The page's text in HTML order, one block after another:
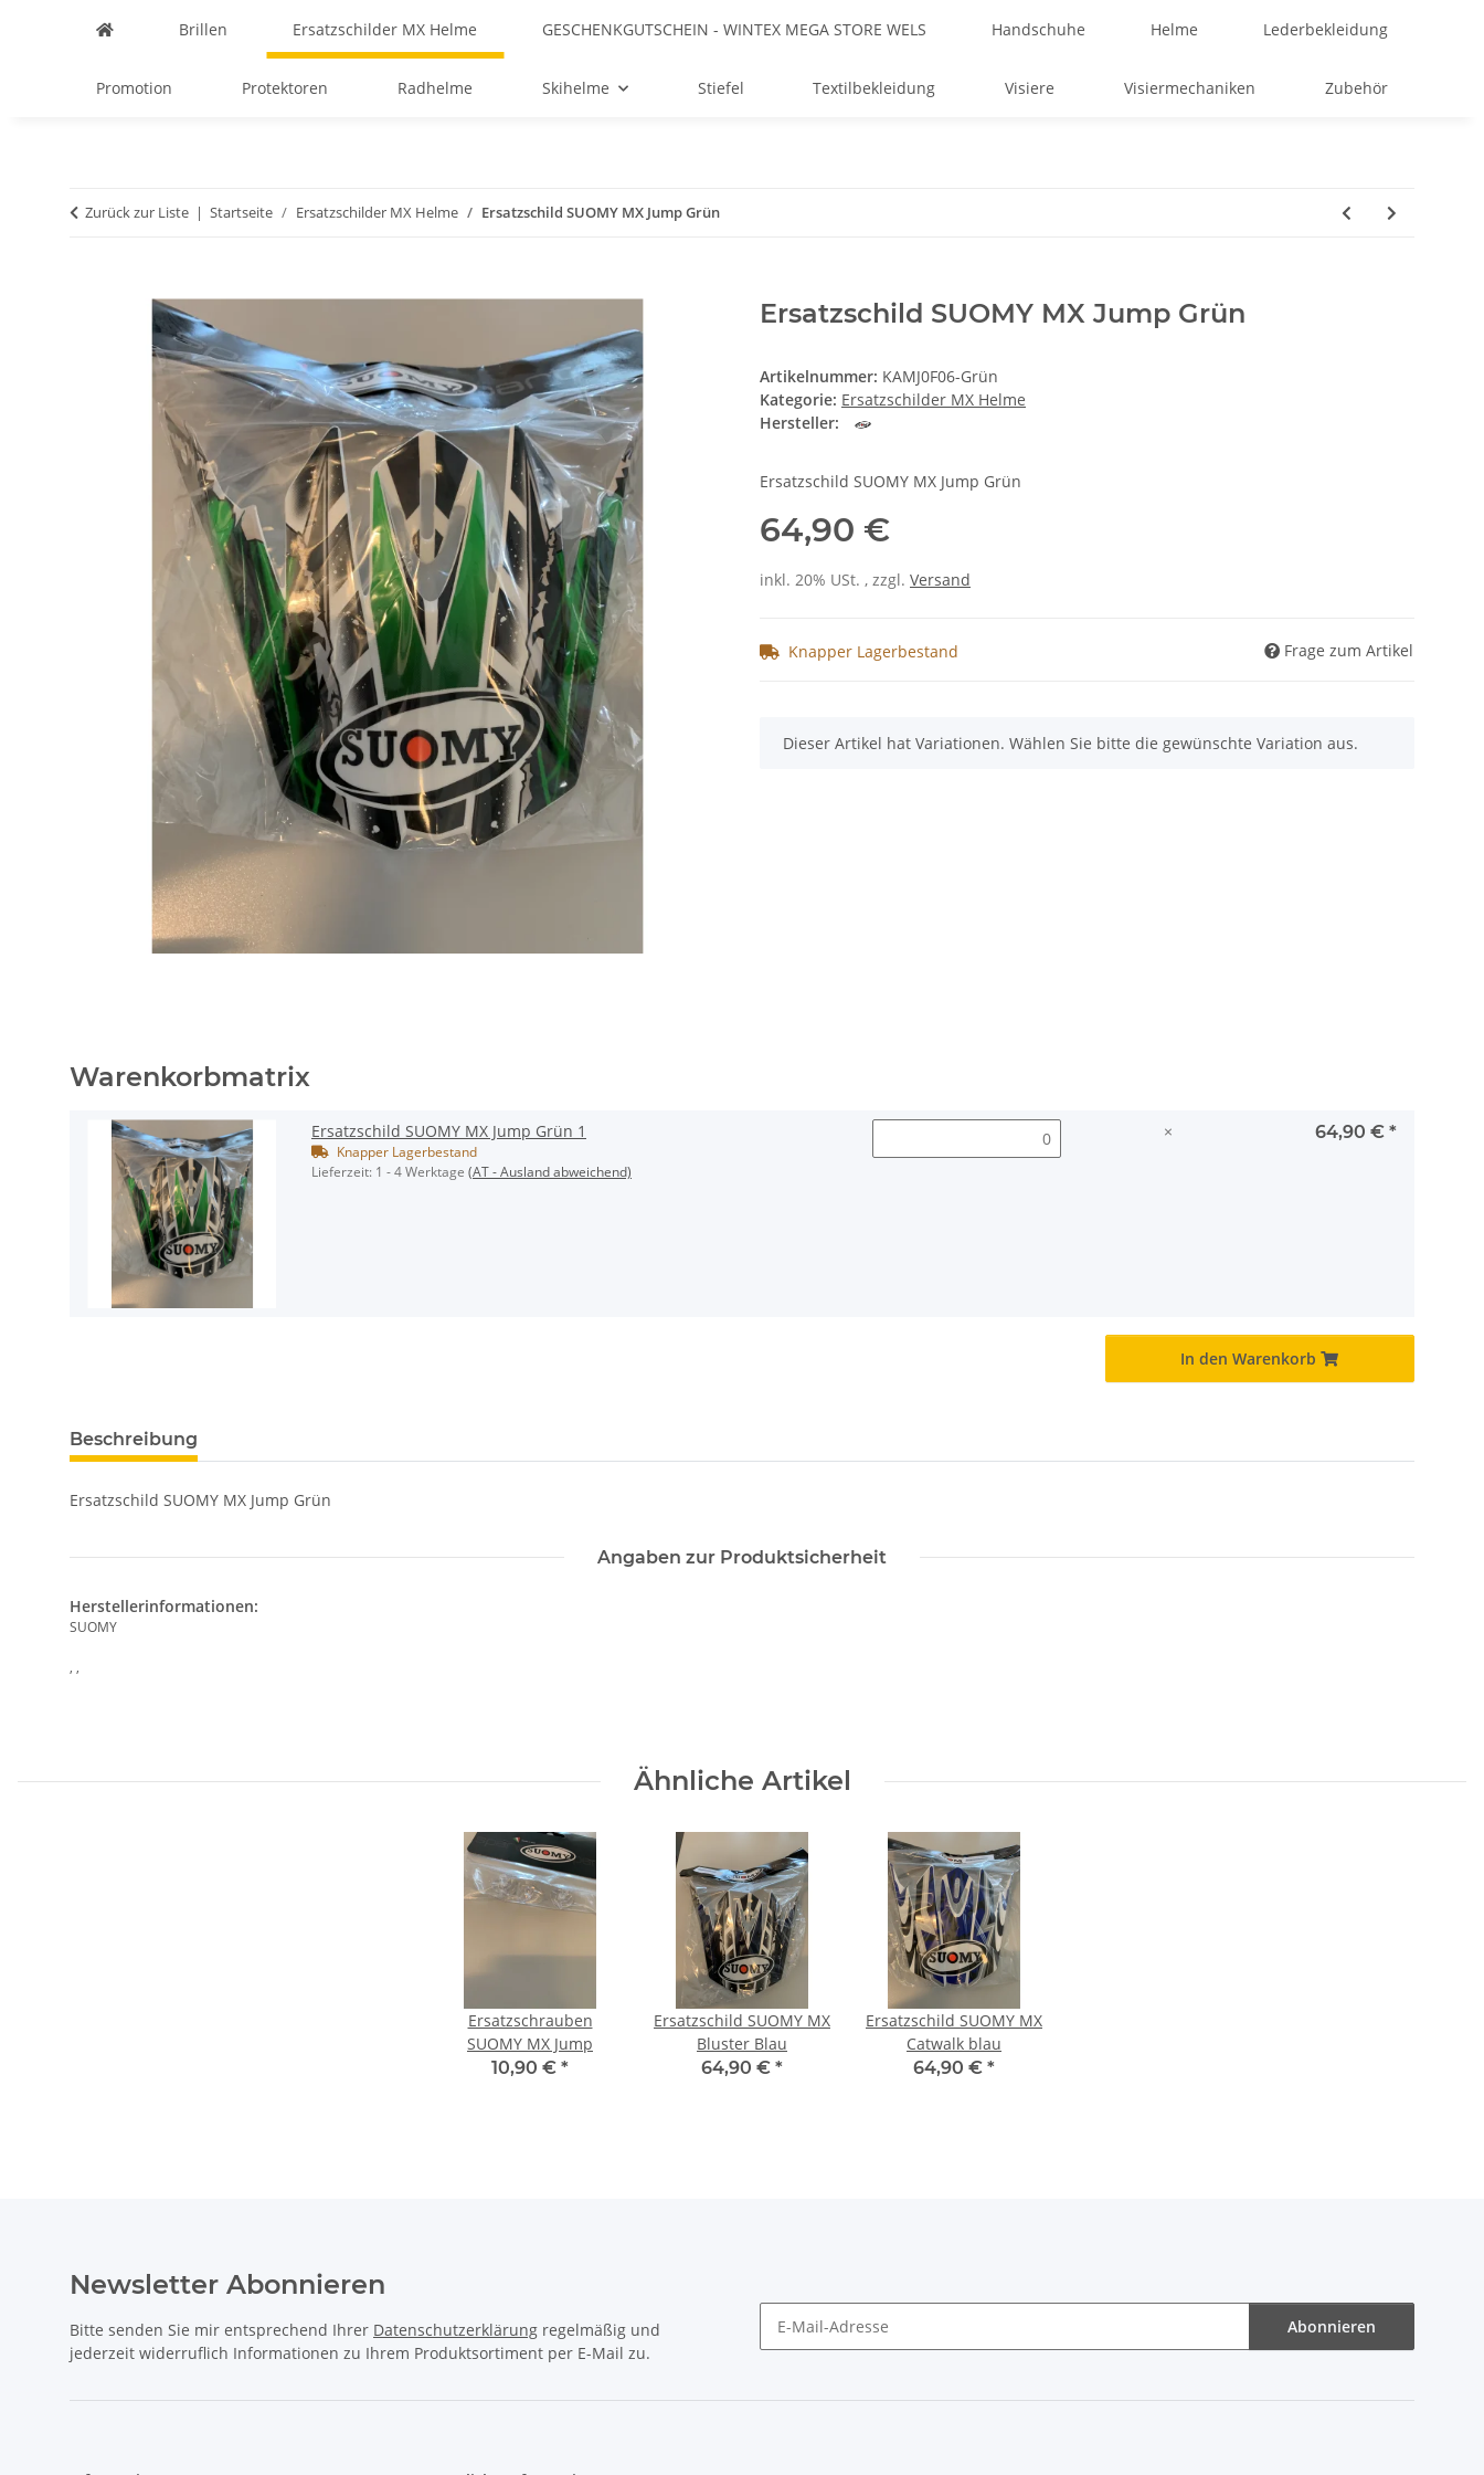
Brillen Ersatzschilder MX Helme GESCHENKGUTSCHEIN - WINTEX MEGA STORE WELS Handschuhe Helme Lederbekleidung
Promotion Protektoren Radhelme Skihelme Stiefel Textilbekleidung Visiere Visiermechaniken Zubehör
Zurück zur Liste Startseite Ersatzschilder MX Helme Ersatzschild SUOMY MX Jump Grün
Ersatzschild SUOMY MX Jump Grün
Artikelnummer: KAMJ0F06-Grün
Kategorie: Ersatzschilder MX Helme
Hersteller:
Ersatzschild SUOMY MX Jump Grün
64,90 €
inkl. 20% USt. , zzgl. Versand
Knapper Lagerbestand Frage zum Artikel
x
Dieser Artikel hat Variationen. Wählen Sie bitte die gewünschte Variation aus.
Warenkorbmatrix
Ersatzschild SUOMY MX Jump Grün 1
Knapper Lagerbestand
Lieferzeit: 1 - 4 Werktage (AT - Ausland abweichend)
× 64,90 € *
In den Warenkorb
Beschreibung
Ersatzschild SUOMY MX Jump Grün
Angaben zur Produktsicherheit
Herstellerinformationen:
SUOMY
, ,
Ähnliche Artikel
Ersatzschrauben
SUOMY MX Jump
10,90 € *
Ersatzschild SUOMY MX
Bluster Blau
64,90 € *
Ersatzschild SUOMY MX
Catwalk blau
64,90 € *
Newsletter Abonnieren
Bitte senden Sie mir entsprechend Ihrer Datenschutzerklärung regelmäßig und
jederzeit widerruflich Informationen zu Ihrem Produktsortiment per E-Mail zu.
Abonnieren